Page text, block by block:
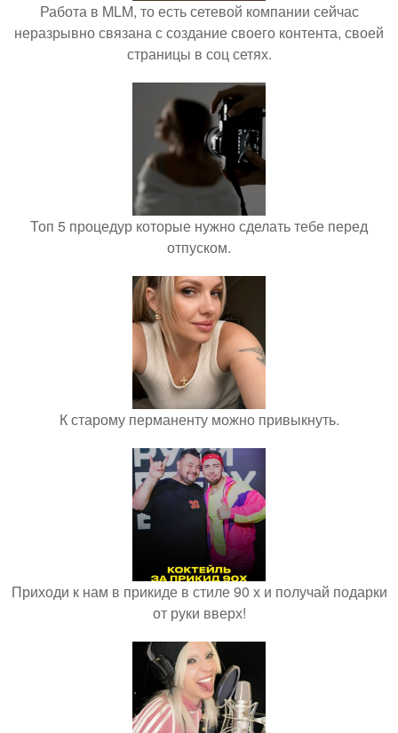
Работа в MLM, то есть сетевой компании сейчас
неразрывно связана с создание своего контента, своей
страницы в соц сетях.
Топ 5 процедур которые нужно сделать тебе перед
отпуском.
К старому перманенту можно привыкнуть.
Приходи к нам в прикиде в стиле 90 х и получай подарки
от руки вверх!